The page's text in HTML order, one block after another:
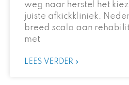
weg naar herstel het
juiste afkickkliniek.
breed scala aan
met
LEES VERDER »